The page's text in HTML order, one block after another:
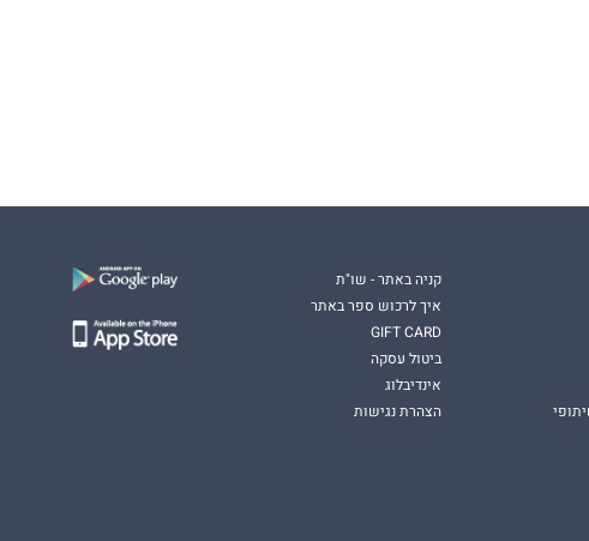
קניה באתר - שו"ת
איך לרכוש ספר באתר
GIFT CARD
ביטול עסקה
אינדיבלוג
הצהרת נגישות